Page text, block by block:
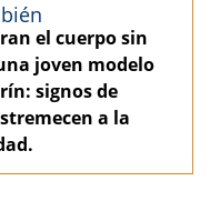
el cuerpo sin
joven modelo
signos de
a la